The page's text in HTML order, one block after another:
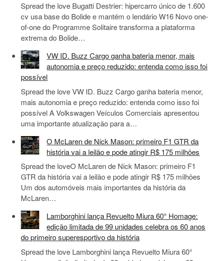
Spread the love Bugatti Destrier: hipercarro único de 1.600
cv usa base do Bolide e mantém o lendário W16 Novo one-
of-one do Programme Solitaire transforma a plataforma
extrema do Bolide…
VW ID. Buzz Cargo ganha bateria menor, mais
autonomia e preço reduzido: entenda como isso foi
possível
Spread the love VW ID. Buzz Cargo ganha bateria menor,
mais autonomia e preço reduzido: entenda como isso foi
possível A Volkswagen Veículos Comerciais apresentou
uma importante atualização para a…
O McLaren de Nick Mason: primeiro F1 GTR da
história vai a leilão e pode atingir R$ 175 milhões
Spread the loveO McLaren de Nick Mason: primeiro F1
GTR da história vai a leilão e pode atingir R$ 175 milhões
Um dos automóveis mais importantes da história da
McLaren…
Lamborghini lança Revuelto Miura 60° Homage:
edição limitada de 99 unidades celebra os 60 anos
do primeiro superesportivo da história
Spread the love Lamborghini lança Revuelto Miura 60°